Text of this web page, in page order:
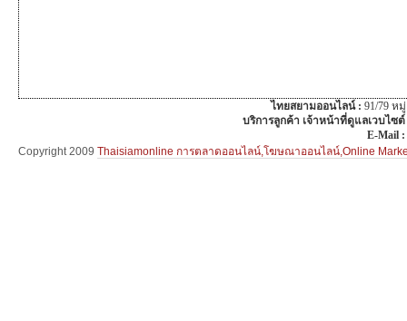
ไทยสยามออนไลน์ : 91/79 ห
บริการลูกค้า เจ้าหน้าที่ดูแลเวบไซ
E-Mail :
Copyright 2009 Thaisiamonline การตลาดออนไลน์,โฆษณาออนไลน์,Online